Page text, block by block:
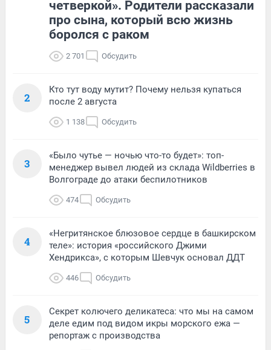
четверкой». Родители рассказали
про сына, который всю жизнь
боролся с раком
2 701 Обсудить
2
Кто тут воду мутит? Почему нельзя купаться
после 2 августа
1 138 Обсудить
3
«Было чутье — ночью что-то будет»: топ-
менеджер вывел людей из склада Wildberries в
Волгограде до атаки беспилотников
474 Обсудить
4
«Негритянское блюзовое сердце в башкирском
теле»: история «российского Джими
Хендрикса», с которым Шевчук основал ДДТ
446 Обсудить
5
Секрет колючего деликатеса: что мы на самом
деле едим под видом икры морского ежа —
репортаж с производства